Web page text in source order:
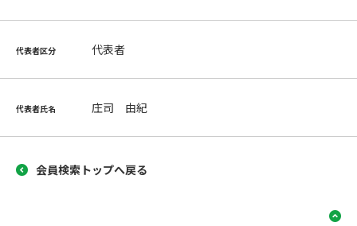
代表者区分 代表者
代表者氏名 庄司 由紀
会員検索トップへ戻る